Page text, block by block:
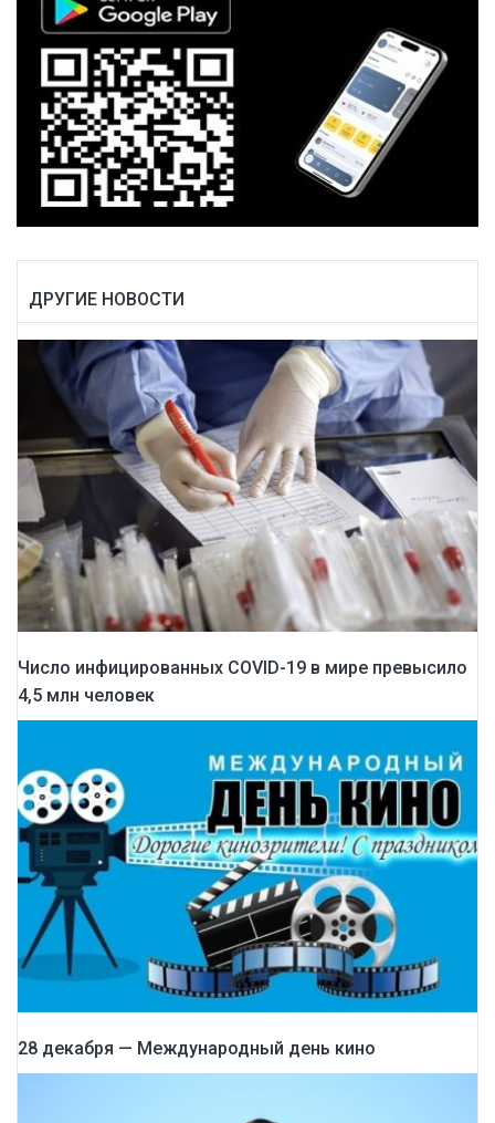
ДРУГИЕ НОВОСТИ
Число инфицированных COVID-19 в мире превысило
4,5 млн человек
28 декабря — Международный день кино